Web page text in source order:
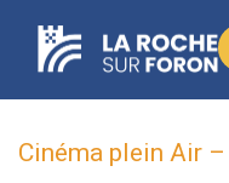
principal
Cinéma plein Air